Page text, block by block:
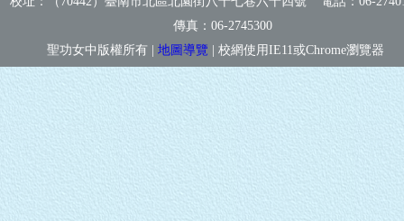
傳真： 06-2745300
聖功女中版權所有 | 地圖導覽 | 校網使用IE11或Chrome瀏覽器